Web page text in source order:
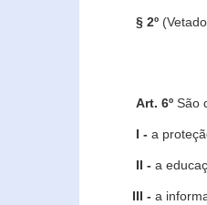
§ 2º
Art. 6º São
I - a
II - a
III - a